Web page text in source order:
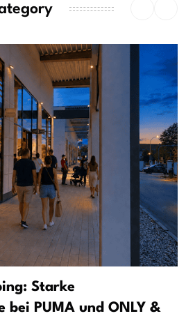
Starke
bei PUMA und ONLY &